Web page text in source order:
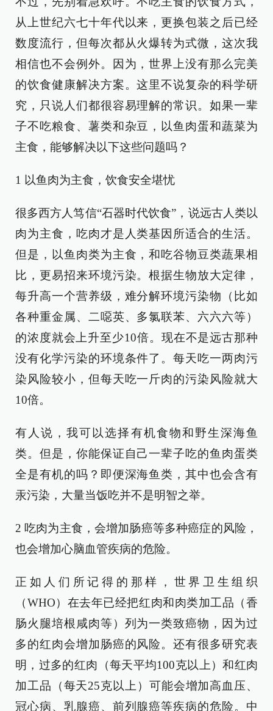
从上世纪六七十年代以来，更换包装之后已经
数度流行，但每次都从火爆转为式微，这次我
相信也不会例外。因为，世界上没有那么完美
的饮食健康解决方案。这里不说复杂的科学研
究，只说人们都很容易理解的常识。如果一辈
子不吃粮食、薯类和杂豆，以鱼肉蛋和蔬菜为
主食，能够解决以下这些问题吗？
1 以鱼肉为主食，饮食安全堪忧
很多西方人笃信“石器时代饮食”，说远古人类以
肉为主食，吃肉才是人类基因所适合的生活。
但是，以鱼肉类为主食，和吃谷物豆类蔬果相
比，更易招来环境污染。根据生物放大定律，
每升高一个营养级，难分解环境污染物（比如
各种重金属、二噁英、多氯联苯、六六六等）
的浓度就会上升至少10倍。现在不是远古那种
没有化学污染的环境条件了。每天吃一两肉污
染风险较小，但每天吃一斤肉的污染风险就大
10倍。
有人说，我可以选择有机食物和野生深海鱼
类。但是，你能保证自己一辈子吃的鱼肉蛋类
全是有机的吗？即便深海鱼类，其中也会含有
汞污染，大量当饭吃并不是明智之举。
2 吃肉为主食，会增加肠癌等多种癌症的风险，
也会增加心脑血管疾病的危险。
正如人们所记得的那样，世界卫生组织
（WHO）在去年已经把红肉和肉类加工品（香
肠火腿培根咸肉等）列为一类致癌物，因为过
多的红肉会增加肠癌的风险。还有很多研究表
明，过多的红肉（每天平均100克以上）和红肉
加工品（每天25克以上）可能会增加高血压、
冠心病、乳腺癌、前列腺癌等疾病的危险。中